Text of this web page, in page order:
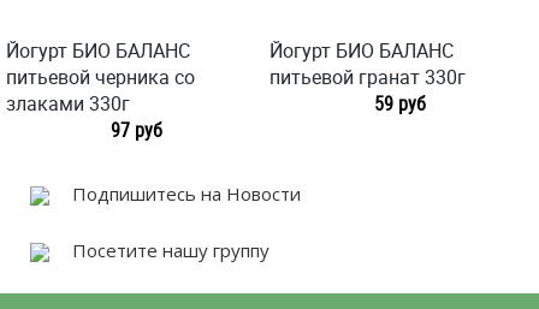
Йогурт БИО БАЛАНС
питьевой черника со
злаками 330г
97 руб
Йогурт БИО БАЛАНС
питьевой гранат 330г
59 руб
Подпишитесь на Новости
Посетите нашу группу